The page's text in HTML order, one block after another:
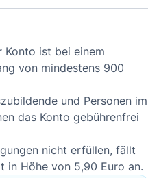
Konto ist bei einem
von mindestens 900
und Personen im
das Konto gebührenfrei
nicht erfüllen, fällt
in Höhe von 5,90 Euro an.